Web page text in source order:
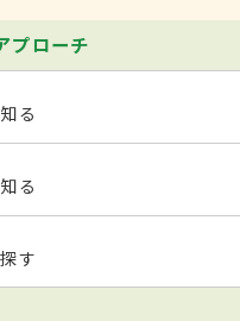
プローチ
る
る
す